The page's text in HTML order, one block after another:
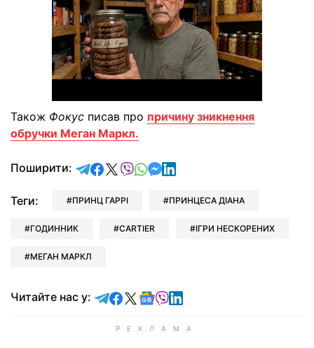
Також Фокус писав про причину зникнення
обручки Меган Маркл.
Поширити: відправити у Telegram
поділитись у Facebook
поділитись у X
відправити у Viber
відправити у Whatsapp
відправити у Messenger
відправити у LinkedIn
Теги: ПРИНЦ ГАРРІ ПРИНЦЕСА ДІАНА
ГОДИННИК CARTIER ІГРИ НЕСКОРЕНИХ
МЕГАН МАРКЛ
Читайте нас у: Читайте у Telegram
Читайте у Facebook
Читайте у X
Читайте у Google news
Читайте у Viber
Читайте у LinkedIn